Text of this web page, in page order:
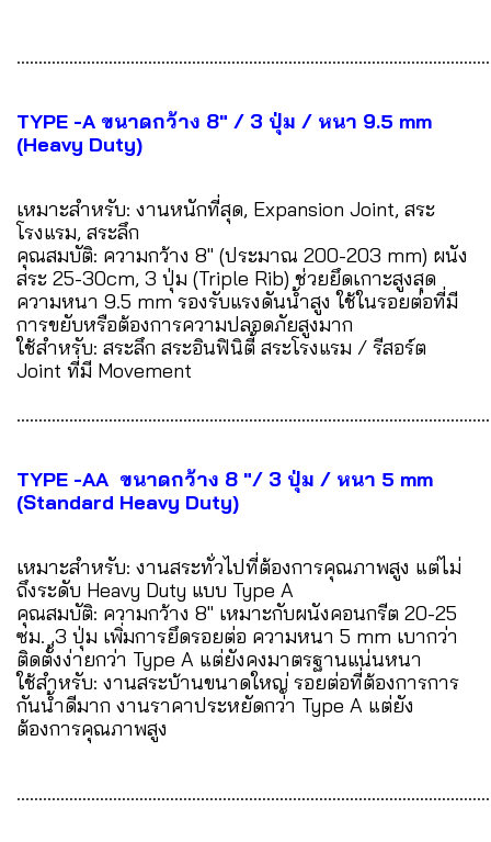
TYPE -A ขนาดกว้าง 8" / 3 ปุ่ม / หนา 9.5 mm
(Heavy Duty)
เหมาะสำหรับ: งานหนักที่สุด, Expansion Joint, สระ
โรงแรม, สระลึก
คุณสมบัติ: ความกว้าง 8" (ประมาณ 200-203 mm) ผนัง
สระ 25-30cm, 3 ปุ่ม (Triple Rib) ช่วยยึดเกาะสูงสุด
ความหนา 9.5 mm รองรับแรงดันน้ำสูง ใช้ในรอยต่อที่มี
การขยับหรือต้องการความปลอดภัยสูงมาก
ใช้สำหรับ: สระลึก สระอินฟินิตี้ สระโรงแรม / รีสอร์ต
Joint ที่มี Movement
TYPE -AA ขนาดกว้าง 8 "/ 3 ปุ่ม / หนา 5 mm
(Standard Heavy Duty)
เหมาะสำหรับ: งานสระทั่วไปที่ต้องการคุณภาพสูง แต่ไม่
ถึงระดับ Heavy Duty แบบ Type A
คุณสมบัติ: ความกว้าง 8" เหมาะกับผนังคอนกรีต 20-25
ซม. ,3 ปุ่ม เพิ่มการยึดรอยต่อ ความหนา 5 mm เบากว่า
ติดตั้งง่ายกว่า Type A แต่ยังคงมาตรฐานแน่นหนา
ใช้สำหรับ: งานสระบ้านขนาดใหญ่ รอยต่อที่ต้องการการ
กันน้ำดีมาก งานราคาประหยัดกว่า Type A แต่ยัง
ต้องการคุณภาพสูง